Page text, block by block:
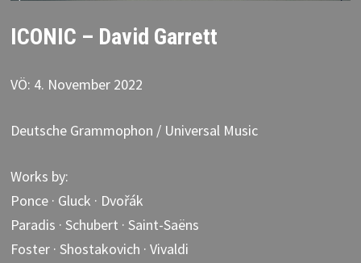
ICONIC – David Garrett
VÖ: 4. November 2022
Deutsche Grammophon / Universal Music
Works by:
Ponce · Gluck · Dvořák
Paradis · Schubert · Saint-Saëns
Foster · Shostakovich · Vivaldi